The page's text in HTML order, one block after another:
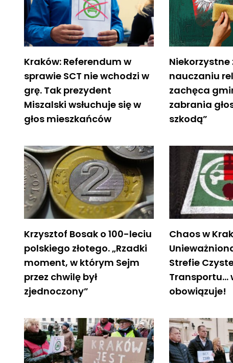
Kraków: Referendum w
sprawie SCT nie wchodzi w
grę. Tak prezydent
Miszalski wsłuchuje się w
głos mieszkańców
nauczaniu
zachęca
zabrania
szkodą”
Krzysztof Bosak o 100-leciu
polskiego złotego. „Rzadki
moment, w którym Sejm
przez chwilę był
zjednoczony”
Chaos w
Strefie
Transportu…
obowiązuje!